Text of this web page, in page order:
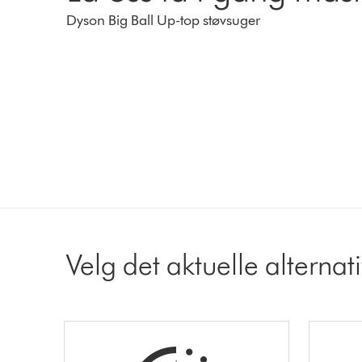
Dyson Big Ball Up-top støvsuger
Velg det aktuelle